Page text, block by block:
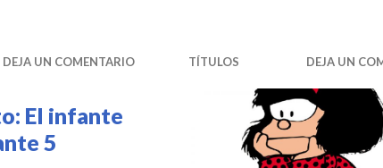
DEJA UN COMENTARIO
El infante
5
TÍTULOS DEJA UN